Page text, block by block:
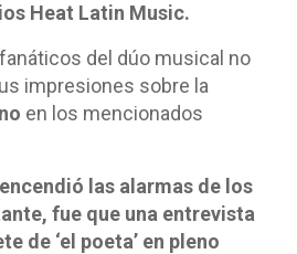
Heat Latin Music.
del dúo musical no
impresiones sobre la
en los mencionados
las alarmas de los
fue que una entrevista
de ‘el poeta’ en pleno